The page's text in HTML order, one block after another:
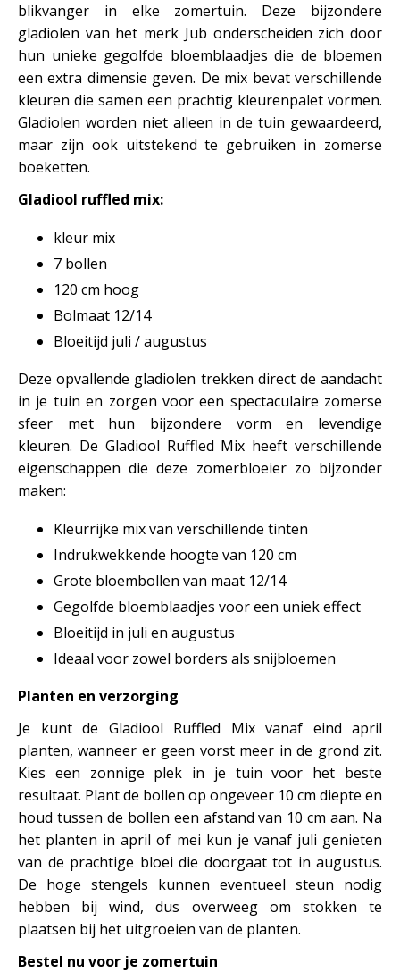
blikvanger in elke zomertuin. Deze bijzondere
gladiolen van het merk Jub onderscheiden zich door
hun unieke gegolfde bloemblaadjes die de bloemen
een extra dimensie geven. De mix bevat verschillende
kleuren die samen een prachtig kleurenpalet vormen.
Gladiolen worden niet alleen in de tuin gewaardeerd,
maar zijn ook uitstekend te gebruiken in zomerse
boeketten.
Gladiool ruffled mix:
kleur mix
7 bollen
120 cm hoog
Bolmaat 12/14
Bloeitijd juli / augustus
Deze opvallende gladiolen trekken direct de aandacht
in je tuin en zorgen voor een spectaculaire zomerse
sfeer met hun bijzondere vorm en levendige
kleuren. De Gladiool Ruffled Mix heeft verschillende
eigenschappen die deze zomerbloeier zo bijzonder
maken:
Kleurrijke mix van verschillende tinten
Indrukwekkende hoogte van 120 cm
Grote bloembollen van maat 12/14
Gegolfde bloemblaadjes voor een uniek effect
Bloeitijd in juli en augustus
Ideaal voor zowel borders als snijbloemen
Planten en verzorging
Je kunt de Gladiool Ruffled Mix vanaf eind april
planten, wanneer er geen vorst meer in de grond zit.
Kies een zonnige plek in je tuin voor het beste
resultaat. Plant de bollen op ongeveer 10 cm diepte en
houd tussen de bollen een afstand van 10 cm aan. Na
het planten in april of mei kun je vanaf juli genieten
van de prachtige bloei die doorgaat tot in augustus.
De hoge stengels kunnen eventueel steun nodig
hebben bij wind, dus overweeg om stokken te
plaatsen bij het uitgroeien van de planten.
Bestel nu voor je zomertuin